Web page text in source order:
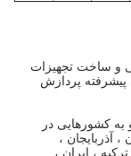
در طراحی و ساخت تجهیزات
پیشرفته پردازش
کشورهایی در
آذربایجان ،
، ایران ،